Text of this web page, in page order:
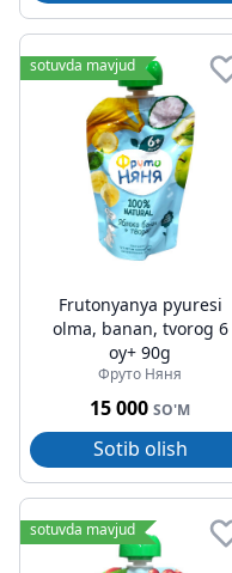
sotuvda mavjud
Frutonyanya pyuresi
olma, banan, tvorog 6
oy+ 90g
Фруто Няня
15 000 SO'M
Sotib olish
sotuvda mavjud